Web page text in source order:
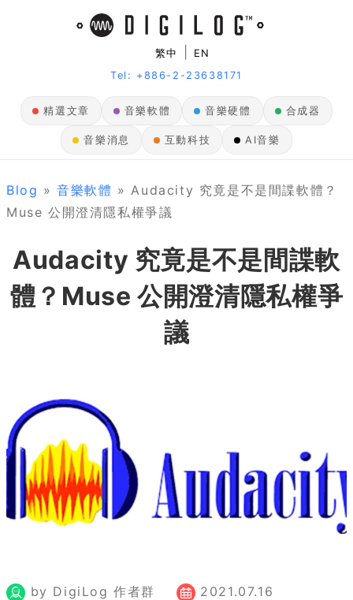
繁中
EN
Tel: +886-2-23638171
精選文章 音樂軟體 音樂硬體 合成器
音樂消息 互動科技 AI音樂
Blog »音樂軟體 » Audacity 究竟是不是間諜軟體？
Muse 公開澄清隱私權爭議
Audacity 究竟是不是間諜軟
體？Muse 公開澄清隱私權爭
議
by DigiLog 作者群 2021.07.16